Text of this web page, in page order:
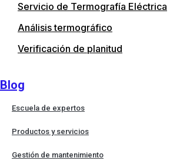
Servicio de Termografía Eléctrica
Análisis termográfico
Verificación de planitud
Blog
Escuela de expertos
Productos y servicios
Gestión de mantenimiento